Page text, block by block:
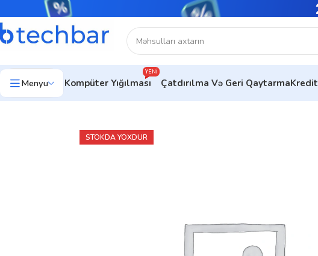
Menyu Kompüter Yığılması
YENI
Çatdırılma Və Geri QaytarmaKredit
Ev Kompüter aksesuarları
STOKDA YOXDUR